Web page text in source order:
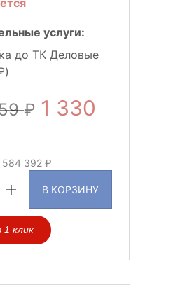
услуги:
до ТК Деловые
)
1 330
584 392
В КОРЗИНУ
1 клик